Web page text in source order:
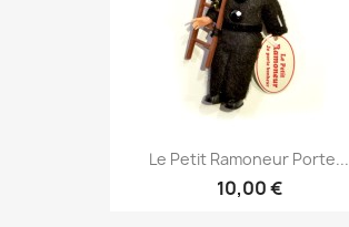
Le Petit Ramoneur Porte...
10,00 €